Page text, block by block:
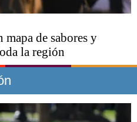
de sabores y
la región